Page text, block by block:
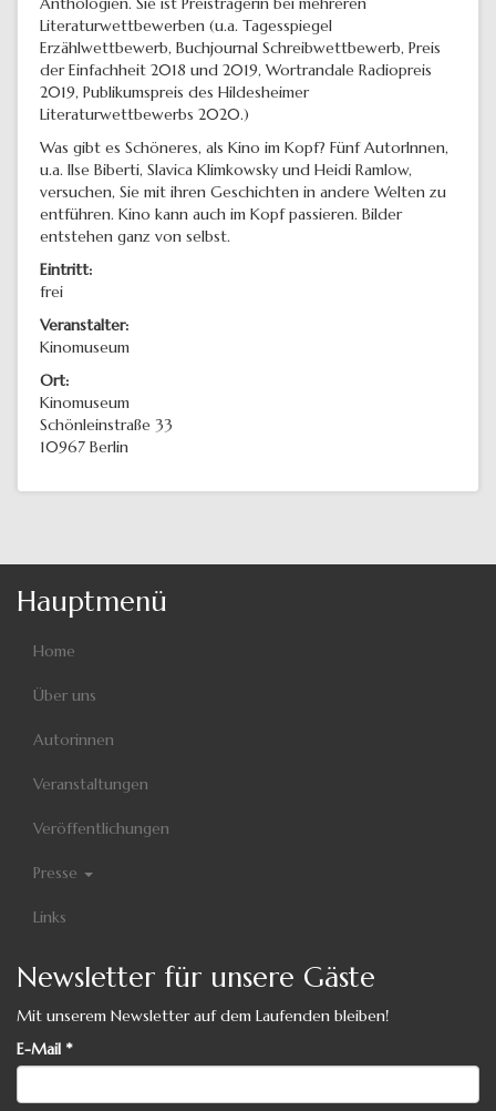
Literaturwettbewerben (u.a. Tagesspiegel
Erzählwettbewerb, Buchjournal Schreibwettbewerb, Preis
der Einfachheit 2018 und 2019, Wortrandale Radiopreis
2019, Publikumspreis des Hildesheimer
Literaturwettbewerbs 2020.)
Was gibt es Schöneres, als Kino im Kopf? Fünf AutorInnen,
u.a. Ilse Biberti, Slavica Klimkowsky und Heidi Ramlow,
versuchen, Sie mit ihren Geschichten in andere Welten zu
entführen. Kino kann auch im Kopf passieren. Bilder
entstehen ganz von selbst.
Eintritt:
frei
Veranstalter:
Kinomuseum
Ort:
Kinomuseum
Schönleinstraße 33
10967 Berlin
Hauptmenü
Home
Über uns
Autorinnen
Veranstaltungen
Veröffentlichungen
Presse
Links
Newsletter für unsere Gäste
Mit unserem Newsletter auf dem Laufenden bleiben!
E-Mail *